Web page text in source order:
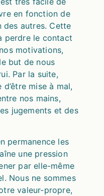
en fonction de
des autres. Cette
perdre le contact
motivations,
but de nous
Par la suite,
mise à mal,
nos mains,
jugements et des
permanence les
une pression
par elle-même
Nous ne sommes
valeur-propre,